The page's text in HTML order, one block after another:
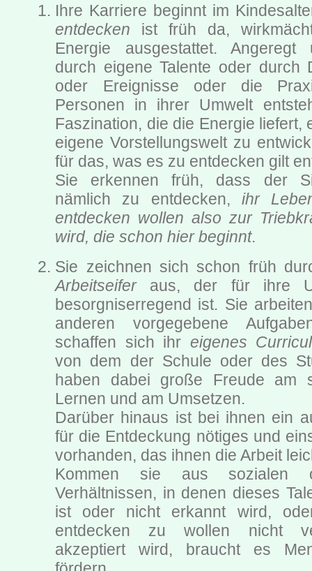
Ihre Karriere beginnt im
entdecken ist früh da,
Energie ausgestattet. Angeregt
durch eigene Talente oder durch
oder Ereignisse oder die
Personen in ihrer Umwelt
Faszination, die die Energie liefert,
eigene Vorstellungswelt zu
für das, was es zu entdecken gilt
Sie erkennen früh, dass der
nämlich zu entdecken, ihr
entdecken wollen also zur
wird, die schon hier beginnt.
Sie zeichnen sich schon früh
Arbeitseiferaus, der für ihre
besorgniserregend ist. Sie
anderen vorgegebene
schaffen sich ihr eigenes
von dem der Schule oder des
haben dabei große Freude am
Lernen und am Umsetzen.
Darüber hinaus ist bei ihnen ein
für die Entdeckung nötiges und
vorhanden, das ihnen die Arbeit
Kommen sie aus sozialen
Verhältnissen, in denen dieses
ist oder nicht erkannt wird,
entdecken zu wollen nicht
akzeptiert wird, braucht es